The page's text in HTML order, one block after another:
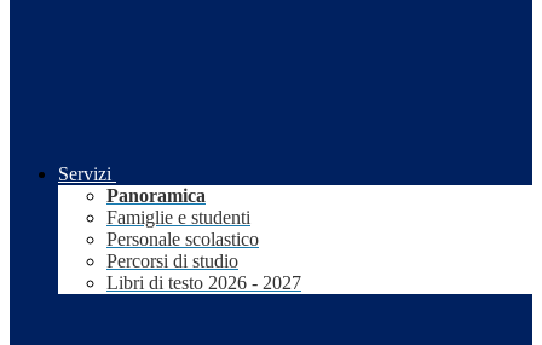
Servizi
Panoramica
Famiglie e studenti
Personale scolastico
Percorsi di studio
Libri di testo 2026 - 2027